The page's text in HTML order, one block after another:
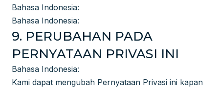
Bahasa Indonesia:
Bahasa Indonesia:
9. PERUBAHAN PADA
PERNYATAAN PRIVASI INI
Bahasa Indonesia:
Kami dapat mengubah Pernyataan Privasi ini kapan